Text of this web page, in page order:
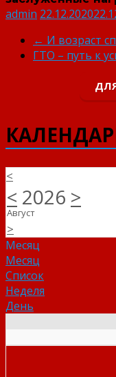
admin 22.12.2020
← И возраст
ГТО – путь к
<
< 2026 >
Август
>
Месяц
Месяц
Список
Неделя
День